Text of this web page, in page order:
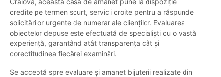
Craiova, această casă de amanet pune la dispoziție
credite pe termen scurt, servicii croite pentru a răspunde
solicitărilor urgente de numerar ale clienților. Evaluarea
obiectelor depuse este efectuată de specialiști cu o vastă
experiență, garantând atât transparența cât și
corectitudinea fiecărei examinări.
Se acceptă spre evaluare și amanet bijuterii realizate din